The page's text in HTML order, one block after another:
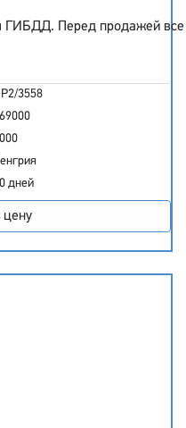
ГИБДД. Перед продажей все
3558
дней
цену